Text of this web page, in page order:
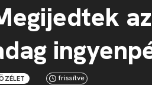
frissítve